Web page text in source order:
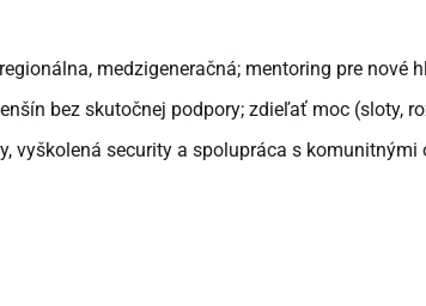
medzigeneračná; mentoring pre nové
bez skutočnej podpory; zdieľať moc (sloty,
vyškolená security a spolupráca s komunitnými